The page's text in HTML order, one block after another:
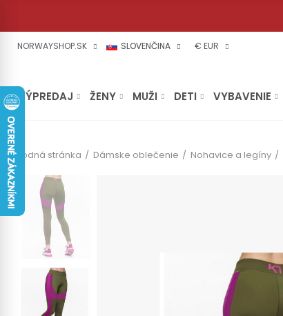
NORWAYSHOP.SK SLOVENČINA € EUR
VÝPREDAJ ŽENY MUŽI DETI VYBAVENIE
Úvodná stránka Dámske oblečenie Nohavice a legíny